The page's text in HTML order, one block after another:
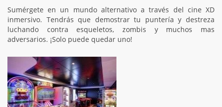
Sumérgete en un mundo alternativo a través del cine XD
inmersivo. Tendrás que demostrar tu puntería y destreza
luchando contra esqueletos, zombis y muchos mas
adversarios. ¡Solo puede quedar uno!